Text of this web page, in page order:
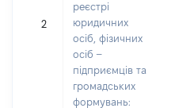
2
реєстрі
юридичних
осіб, фізичних
осіб –
підприємців та
громадських
формувань: